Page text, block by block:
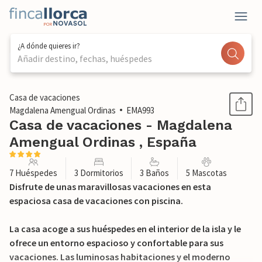
¿A dónde quieres ir?
Añadir destino, fechas, huéspedes
1 / 32
Casa de vacaciones
Magdalena Amengual Ordinas
EMA993
Casa de vacaciones - Magdalena
Amengual Ordinas , España
7 Huéspedes 3 Dormitorios 3 Baños 5 Mascotas
Disfrute de unas maravillosas vacaciones en esta
espaciosa casa de vacaciones con piscina.
La casa acoge a sus huéspedes en el interior de la isla y le
ofrece un entorno espacioso y confortable para sus
vacaciones. Las luminosas habitaciones y el moderno